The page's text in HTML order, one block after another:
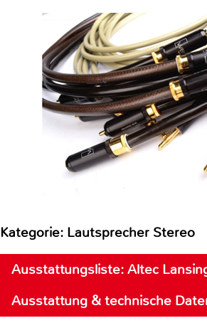
Kategorie: Lautsprecher Stereo
Ausstattungsliste: Altec
Ausstattung & technische